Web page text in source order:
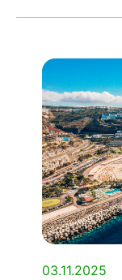
03.11.2025